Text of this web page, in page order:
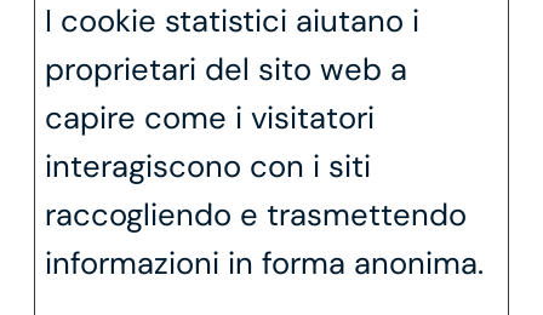
I cookie statistici aiutano i
proprietari del sito web a
capire come i visitatori
interagiscono con i siti
raccogliendo e trasmettendo
informazioni in forma anonima.